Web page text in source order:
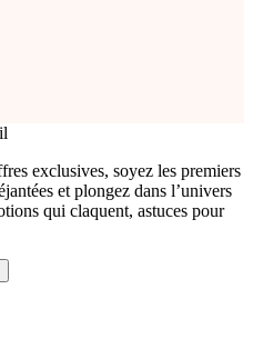
exclusives, soyez les premiers
et plongez dans l’univers
qui claquent, astuces pour